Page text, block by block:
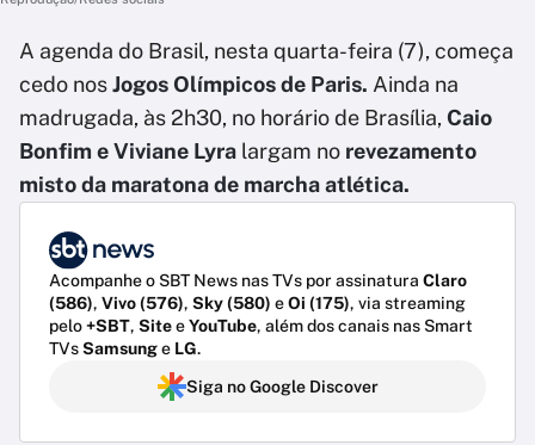
A agenda do Brasil, nesta quarta-feira (7), começa
cedo nosJogos Olímpicos de Paris. Ainda na
madrugada, às 2h30, no horário de Brasília, Caio
Bonfim e Viviane Lyra largam no revezamento
misto da maratona de marcha atlética.
Acompanhe o SBT News nas TVs por assinatura Claro
(586), Vivo (576), Sky (580) eOi (175), via streaming
pelo+SBT, SiteeYouTube, além dos canais nas Smart
TVsSamsunge LG.
Siga no Google Discover